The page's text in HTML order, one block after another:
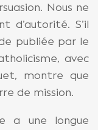
Nous ne
d’autorité. S’il
publiée par le
avec
montre que
de mission.
a une longue